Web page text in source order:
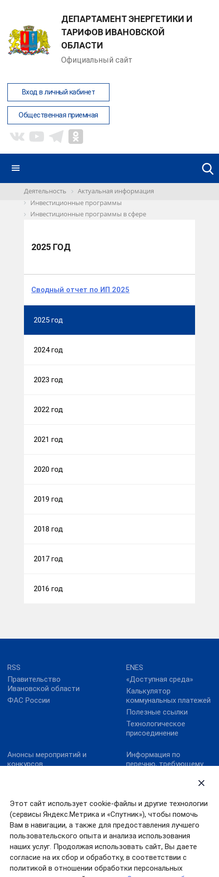
ДЕПАРТАМЕНТ ЭНЕРГЕТИКИ И
ТАРИФОВ ИВАНОВСКОЙ
ОБЛАСТИ
Официальный сайт
Вход в личный кабинет
Общественная приемная
Этот сайт использует cookie-файлы и другие технологии
(сервисы Яндекс.Метрика и «Спутник»), чтобы помочь
Вам в навигации, а также для предоставления лучшего
пользовательского опыта и анализа использования
наших услуг. Продолжая использовать сайт, Вы даете
согласие на их сбор и обработку, в соответствии с
политикой в отношении обработки персональных
Деятельность
Актуальная информация
Инвестиционные программы
Инвестиционные программы в сфере
2025 год
2025 ГОД
Сводный отчет по ИП 2025
2025 год
2024 год
2023 год
2022 год
2021 год
2020 год
2019 год
2018 год
2017 год
2016 год
RSS
Правительство
Ивановской области
ФАС России
ENES
«Доступная среда»
Калькулятор
коммунальных платежей
Полезные ссылки
Технологическое
присоединение
Анонсы мероприятий и
конкурсов
энергосбережения и
повышения
энергоэффективности.
Новости
Информация по
перечню, требующему
Ивановской области от
13.10.2011№ 316-п
Конкурс «МедиаТЭК»